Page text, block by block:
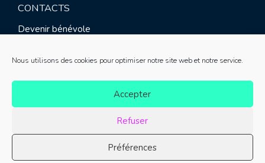
Nous utilisons des cookies pour optimiser notre site web et notre service.
Accepter
Refuser
Préférences
CONTACTS
Devenir bénévole
Contact